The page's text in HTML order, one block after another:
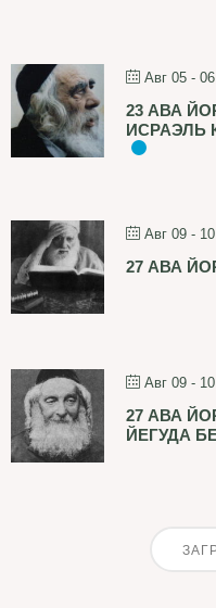
Авг 05 -
23 АВА
ИСРАЭЛЬ
Авг 09 -
27 АВА
Авг 09 -
27 АВА
ЙЕГУДА